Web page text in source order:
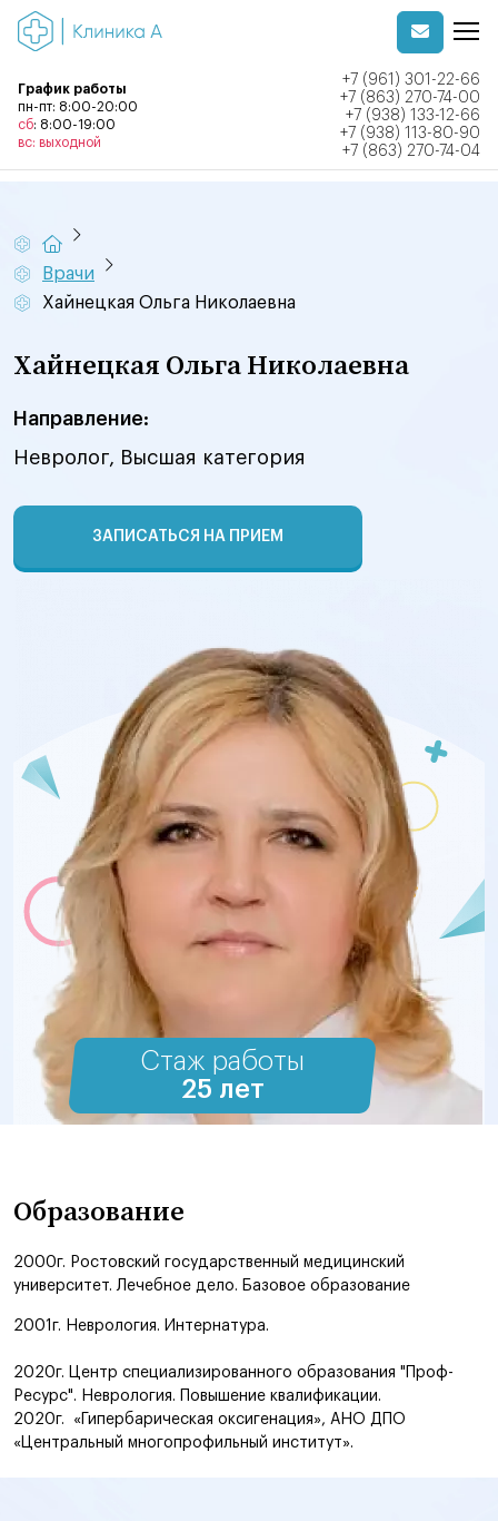
График работы
пн-пт: 8:00-20:00
сб: 8:00-19:00
вс: выходной
+7 (961) 301-22-66
+7 (863) 270-74-00
+7 (938) 133-12-66
+7 (938) 113-80-90
+7 (863) 270-74-04
Врачи
Хайнецкая Ольга Николаевна
Хайнецкая Ольга Николаевна
Направление:
Невролог, Высшая категория
ЗАПИСАТЬСЯ НА ПРИЕМ
Стаж работы
25 лет
Образование
2000г. Ростовский государственный медицинский
университет. Лечебное дело. Базовое образование
2001г. Неврология. Интернатура.
2020г. Центр специализированного образования "Проф-
Ресурс". Неврология. Повышение квалификации.
2020г. «Гипербарическая оксигенация», АНО ДПО
«Центральный многопрофильный институт».